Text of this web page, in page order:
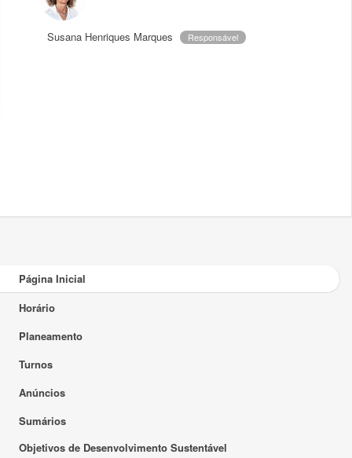
Susana Henriques Marques Responsável
Página Inicial
Horário
Planeamento
Turnos
Anúncios
Sumários
Objetivos de Desenvolvimento Sustentável